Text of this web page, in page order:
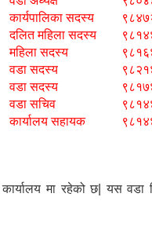
कार्यपालिका सदस्य
दलित महिला सदस्य
महिला सदस्य
वडा सदस्य
वडा सदस्य
वडा सचिव
कार्यालय सहायक
मा रहेको छ| यस वडा